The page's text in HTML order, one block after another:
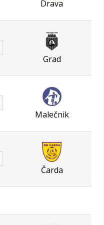
Drava
Grad
Malečnik
Čarda